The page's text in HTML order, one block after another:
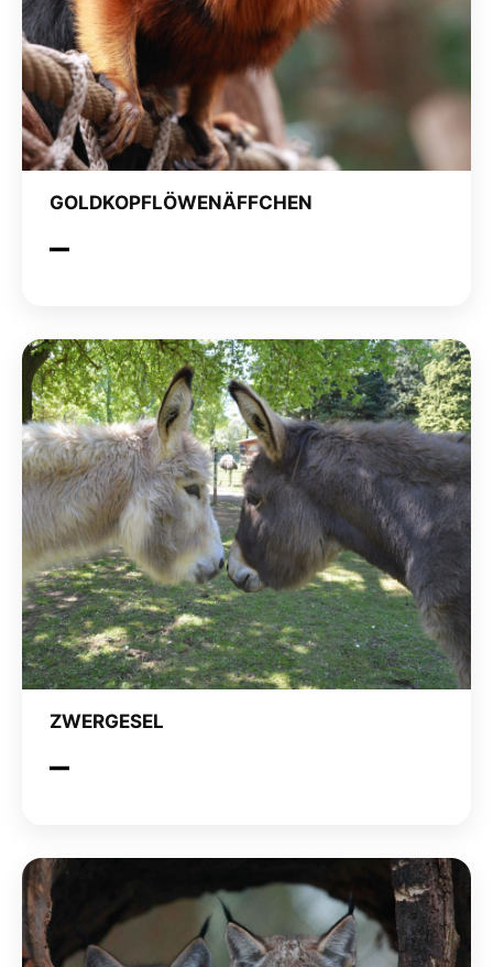
GOLDKOPFLÖWENÄFFCHEN
ZWERGESEL